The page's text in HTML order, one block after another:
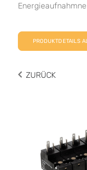
KONTAKT
PRODUKTDETAILS
ZURÜCK